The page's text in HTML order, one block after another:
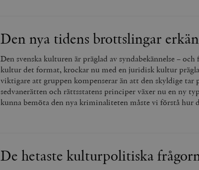
Den nya tidens brottslingar
Den svenska kulturen är präglad av syndabekännelse –
kultur det format, krockar nu med en juridisk kultur
viktigare att gruppen kompenserar än att den skyldige tar
sedvanerätten och rättsstatens principer växer nu en ny
kunna bemöta den nya kriminaliteten måste vi förstå hur
De hetaste kulturpolitiska